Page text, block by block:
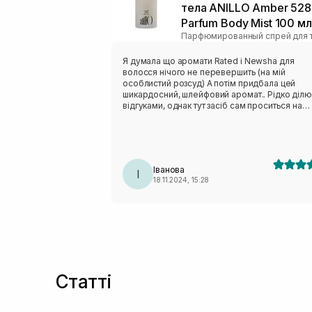
тела ANILLO Amber 528
Parfum Body Mist 100 мл
Парфюмированный спрей для
Я думала що аромати Rated і Newsha для
волосся нічого не перевершить (на мій
особлистий розсуд) А потім придбала цей
шикардосний, шлейфовий аромат.. Рідко
відгуками, однак тут засіб сам проситься на
І Іванова
18.11.2024, 15:28
Статті